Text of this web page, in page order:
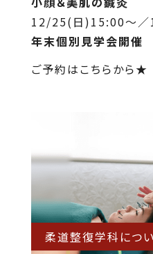
12/25(日)15:00～
年末個別見学会開催
ご予約はこちらから★
柔道整復学科につ